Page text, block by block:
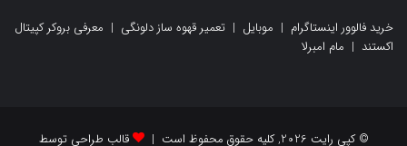
خرید فالوور اینستاگرام | موبایل | تعمیر قهوه ساز دلونگی | معرفی بروکر کپیتال
اکستند | مام امبرلا
© کپی رایت 2026, کلیه حقوق محفوظ است | قالب طراحی توسط